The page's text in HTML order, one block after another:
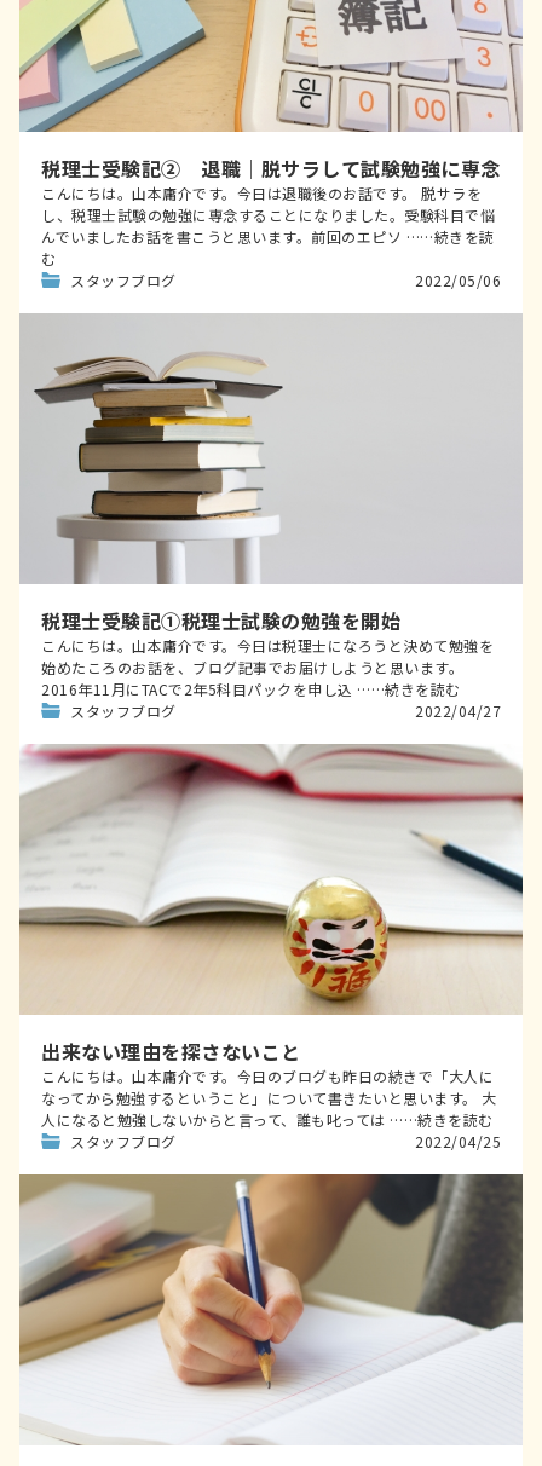
税理士受験記② 退職│脱サラして試験勉強に専念
こんにちは。山本庸介です。今日は退職後のお話です。 脱サラを
し、税理士試験の勉強に専念することになりました。受験科目で悩
んでいましたお話を書こうと思います。前回のエピソ ……続きを読
む
スタッフブログ
2022/05/06
税理士受験記①税理士試験の勉強を開始
こんにちは。山本庸介です。今日は税理士になろうと決めて勉強を
始めたころのお話を、ブログ記事でお届けしようと思います。
2016年11月にTACで2年5科目パックを申し込 ……続きを読む
スタッフブログ
2022/04/27
出来ない理由を探さないこと
こんにちは。山本庸介です。今日のブログも昨日の続きで「大人に
なってから勉強するということ」について書きたいと思います。 大
人になると勉強しないからと言って、誰も叱っては ……続きを読む
スタッフブログ
2022/04/25